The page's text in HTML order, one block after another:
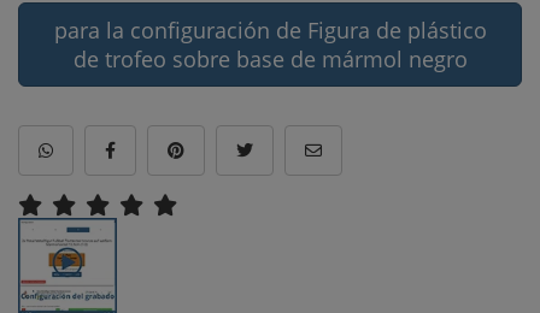
para la configuración de Figura de plástico
de trofeo sobre base de mármol negro